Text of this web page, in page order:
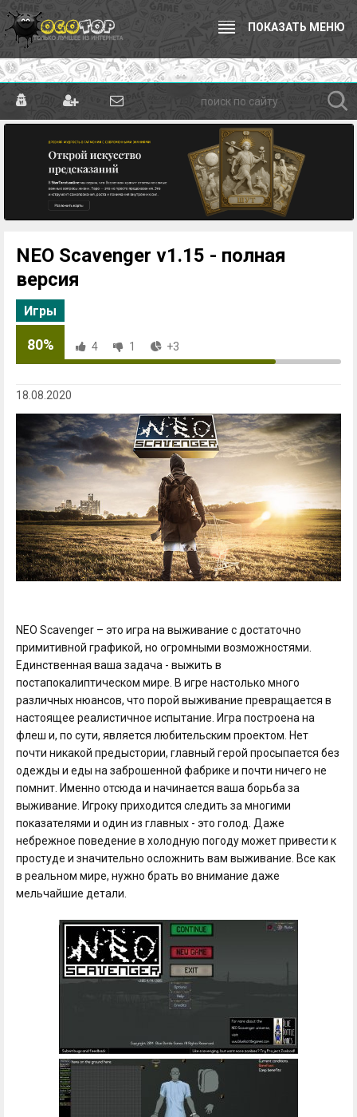
ПОКАЗАТЬ МЕНЮ
NEO Scavenger v1.15 - полная
версия
Игры
80% 4 1 +3
18.08.2020
NEO Scavenger – это игра на выживание с достаточно
примитивной графикой, но огромными возможностями.
Единственная ваша задача - выжить в
постапокалиптическом мире. В игре настолько много
различных нюансов, что порой выживание превращается в
настоящее реалистичное испытание. Игра построена на
флеш и, по сути, является любительским проектом. Нет
почти никакой предыстории, главный герой просыпается без
одежды и еды на заброшенной фабрике и почти ничего не
помнит. Именно отсюда и начинается ваша борьба за
выживание. Игроку приходится следить за многими
показателями и один из главных - это голод. Даже
небрежное поведение в холодную погоду может привести к
простуде и значительно осложнить вам выживание. Все как
в реальном мире, нужно брать во внимание даже
мельчайшие детали.